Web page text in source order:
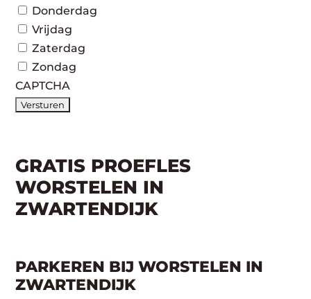
Donderdag
Vrijdag
Zaterdag
Zondag
CAPTCHA
GRATIS PROEFLES
WORSTELEN IN
ZWARTENDIJK
PARKEREN BIJ WORSTELEN IN
ZWARTENDIJK